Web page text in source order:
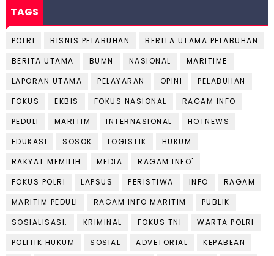
TAGS
POLRI BISNIS PELABUHAN
BERITA UTAMA PELABUHAN
BERITA UTAMA
BUMN NASIONAL
MARITIME
LAPORAN UTAMA
PELAYARAN OPINI
PELABUHAN
FOKUS
EKBIS FOKUS NASIONAL
RAGAM INFO
PEDULI
MARITIM INTERNASIONAL
HOTNEWS
EDUKASI
SOSOK LOGISTIK
HUKUM
RAKYAT MEMILIH
MEDIA
RAGAM INFO'
FOKUS POLRI
LAPSUS PERISTIWA INFO
RAGAM
MARITIM PEDULI
RAGAM INFO MARITIM
PUBLIK
SOSIALISASI.
KRIMINAL FOKUS TNI
WARTA POLRI
POLITIK HUKUM
SOSIAL ADVETORIAL
KEPABEAN